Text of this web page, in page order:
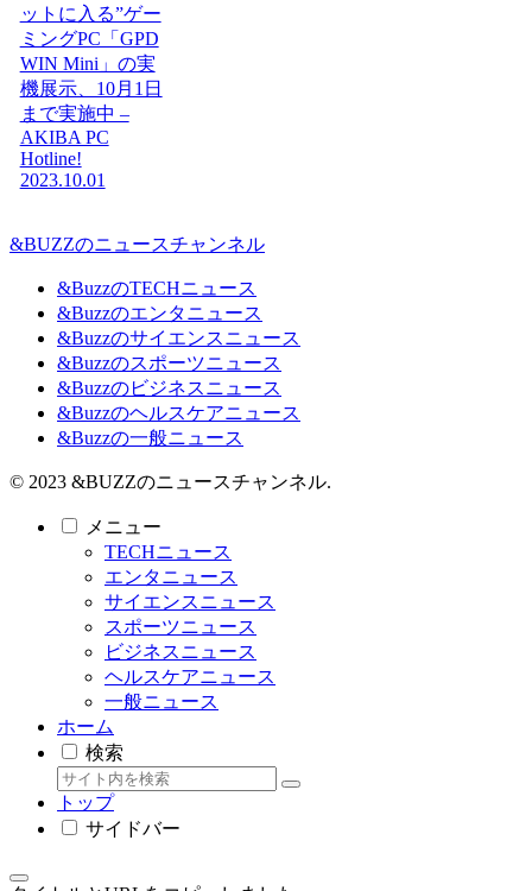
ットに入る”ゲー
ミングPC「GPD
WIN Mini」の実
機展示、10月1日
まで実施中 –
AKIBA PC
Hotline!
2023.10.01
&BUZZのニュースチャンネル
&BuzzのTECHニュース
&Buzzのエンタニュース
&Buzzのサイエンスニュース
&Buzzのスポーツニュース
&Buzzのビジネスニュース
&Buzzのヘルスケアニュース
&Buzzの一般ニュース
© 2023 &BUZZのニュースチャンネル.
メニュー
TECHニュース
エンタニュース
サイエンスニュース
スポーツニュース
ビジネスニュース
ヘルスケアニュース
一般ニュース
ホーム
検索
トップ
サイドバー